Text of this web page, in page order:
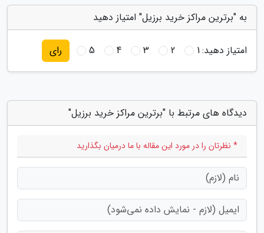
به "برترین مراکز خرید برزیل" امتیاز دهید
امتیاز دهید:1
2
3
4
5 رای
دیدگاه های مرتبط با "برترین مراکز خرید برزیل"
* نظرتان را در مورد این مقاله با ما درمیان بگذارید